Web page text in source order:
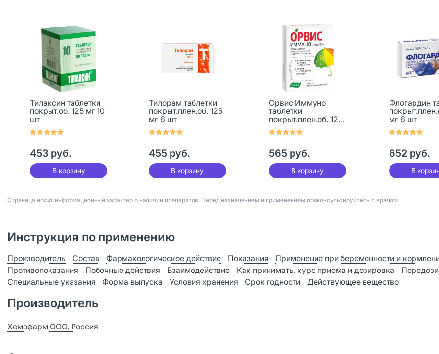
Тилаксин таблетки
покрыт.об. 125 мг 10
шт
453 руб.
В корзину
Тилорам таблетки
покрыт.плен.об. 125
мг 6 шт
455 руб.
В корзину
Орвис Иммуно
таблетки
покрыт.плен.об. 125
мг 6 шт
565 руб.
В корзину
Флогардин
мг 6 шт
652 руб.
В
Страница носит информационный характер о наличии препаратов. Перед назначением и применением проконсультируйтесь с врачом
Инструкция по применению
Производитель Состав Фармакологическое действие Показания
Применение при беременности и
Противопоказания
Побочные действия Взаимодействие Как принимать, курс приема и дозировка
Специальные указания
Форма выпуска Условия хранения Срок годности Действующее вещество
Производитель
Хемофарм ООО, Россия